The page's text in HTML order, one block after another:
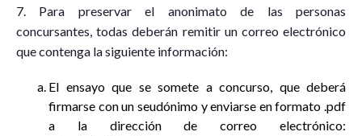
7. Para preservar el anonimato de las personas
concursantes, todas deberán remitir un correo electrónico
que contenga la siguiente información:
El ensayo que se somete a concurso, que deberá
firmarse con un seudónimo y enviarse en formato .pdf
a la dirección de correo electrónico: